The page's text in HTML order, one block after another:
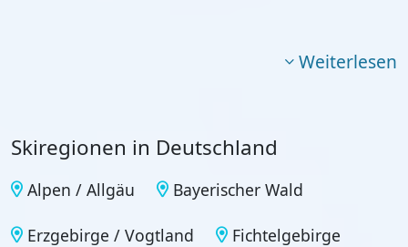
Weiterlesen
Skiregionen in Deutschland
Alpen / Allgäu Bayerischer Wald
Erzgebirge / Vogtland Fichtelgebirge